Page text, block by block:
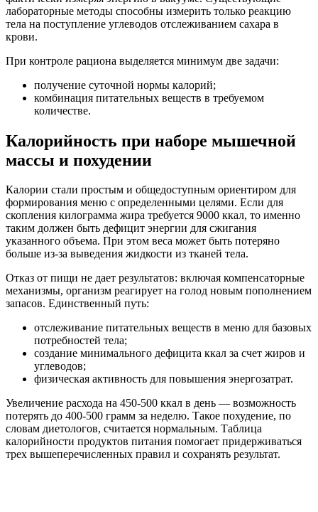
лабораторные методы способны измерить только реакцию
тела на поступление углеводов отслеживанием сахара в
крови.
При контроле рациона выделяется минимум две задачи:
получение суточной нормы калорий;
комбинация питательных веществ в требуемом
количестве.
Калорийность при наборе мышечной
массы и похудении
Калории стали простым и общедоступным ориентиром для
формирования меню с определенными целями. Если для
скопления килограмма жира требуется 9000 ккал, то именно
таким должен быть дефицит энергии для сжигания
указанного объема. При этом веса может быть потеряно
больше из-за выведения жидкости из тканей тела.
Отказ от пищи не дает результатов: включая компенсаторные
механизмы, организм реагирует на голод новым пополнением
запасов. Единственный путь:
отслеживание питательных веществ в меню для базовых
потребностей тела;
создание минимального дефицита ккал за счет жиров и
углеводов;
физическая активность для повышения энергозатрат.
Увеличение расхода на 450-500 ккал в день — возможность
потерять до 400-500 грамм за неделю. Такое похудение, по
словам диетологов, считается нормальным. Таблица
калорийности продуктов питания помогает придерживаться
трех вышеперечисленных правил и сохранять результат.